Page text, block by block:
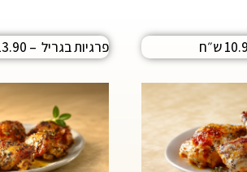
פרגיות בגריל – 13.90 ש״ח